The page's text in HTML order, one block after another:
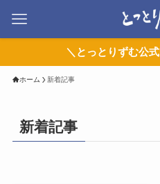
＼とっとりずむ公
ホーム 新着記事
新着記事